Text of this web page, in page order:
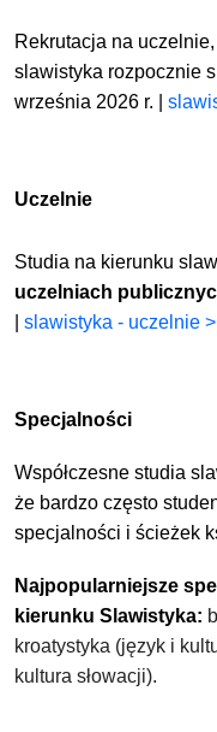
Rekrutacja na
slawistyka rozpocznie
września 2026 r. |
Uczelnie
Studia na kierunku
uczelniach
|slawistyka - uczelnie >
Specjalności
Współczesne studia
że bardzo często
specjalności i ścieżek
Najpopularniejsze
kierunkuSlawistyka:
kroatystyka (język i
kultura słowacji).